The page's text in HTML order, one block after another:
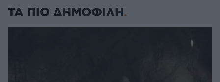
ΤΑ ΠΙΟ ΔΗΜΟΦΙΛΗ